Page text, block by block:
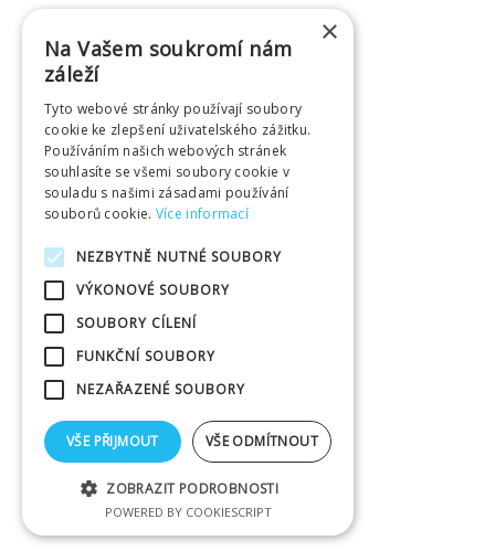
×
Na Vašem soukromí nám
záleží
Tyto webové stránky používají soubory
cookie ke zlepšení uživatelského zážitku.
Používáním našich webových stránek
souhlasíte se všemi soubory cookie v
souladu s našimi zásadami používání
souborů cookie. Více informací
NEZBYTNĚ NUTNÉ SOUBORY
VÝKONOVÉ SOUBORY
SOUBORY CÍLENÍ
FUNKČNÍ SOUBORY
NEZAŘAZENÉ SOUBORY
VŠE PŘIJMOUT VŠE ODMÍTNOUT
ZOBRAZIT PODROBNOSTI
POWERED BY COOKIESCRIPT